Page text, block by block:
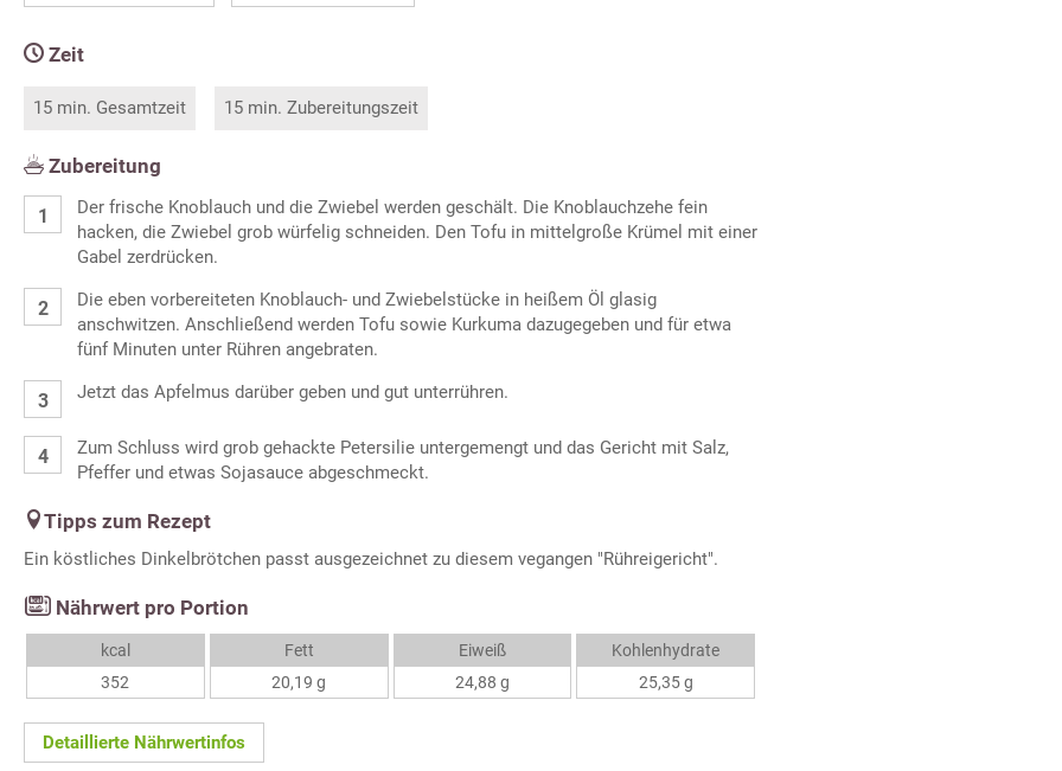
Zeit
15 min. Gesamtzeit 15 min. Zubereitungszeit
Zubereitung
Der frische Knoblauch und die Zwiebel werden geschält. Die Knoblauchzehe fein
hacken, die Zwiebel grob würfelig schneiden. Den Tofu in mittelgroße Krümel mit einer
Gabel zerdrücken.
Die eben vorbereiteten Knoblauch- und Zwiebelstücke in heißem Öl glasig
anschwitzen. Anschließend werden Tofu sowie Kurkuma dazugegeben und für etwa
fünf Minuten unter Rühren angebraten.
Jetzt das Apfelmus darüber geben und gut unterrühren.
Zum Schluss wird grob gehackte Petersilie untergemengt und das Gericht mit Salz,
Pfeffer und etwas Sojasauce abgeschmeckt.
Tipps zum Rezept
Ein köstliches Dinkelbrötchen passt ausgezeichnet zu diesem vegangen "Rühreigericht".
Nährwert pro Portion
kcal
352
Fett
20,19 g
Eiweiß
24,88 g
Kohlenhydrate
25,35 g
Detaillierte Nährwertinfos